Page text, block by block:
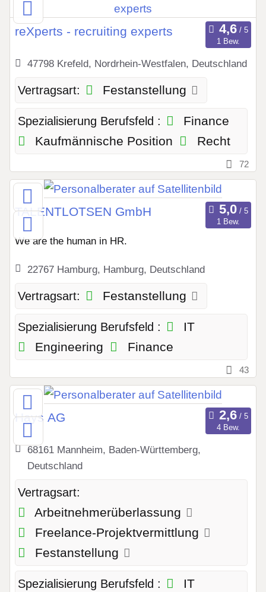
reXperts - recruiting experts
1 Bew.
47798 Krefeld, Nordrhein-Westfalen, Deutschland
Vertragsart: Festanstellung
Spezialisierung Berufsfeld :
Finance
Kaufmännische Position
Recht
72
TALENTLOTSEN GmbH
1 Bew.
We are the human in HR.
22767 Hamburg, Hamburg, Deutschland
Vertragsart: Festanstellung
Spezialisierung Berufsfeld :
IT
Engineering
Finance
43
Hays AG
4 Bew.
68161 Mannheim, Baden-Württemberg,
Deutschland
Vertragsart:
Arbeitnehmerüberlassung
Freelance-Projektvermittlung
Festanstellung
Spezialisierung Berufsfeld :
IT